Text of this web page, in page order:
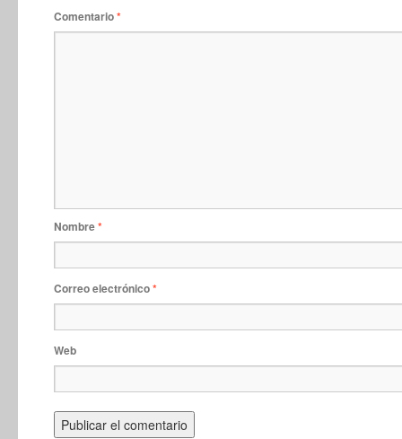
Comentario*
Nombre*
Correo electrónico*
Web